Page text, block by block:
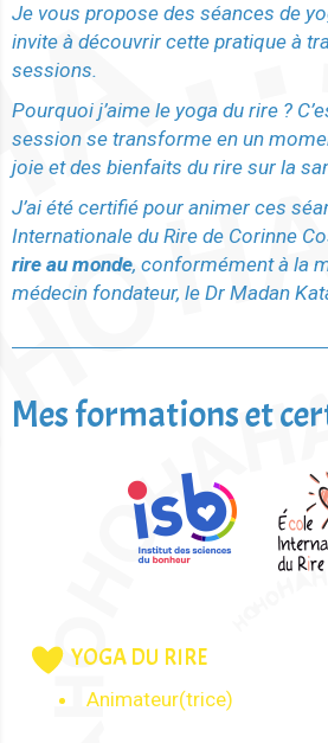
Je vous propose des séances de
invite à découvrir cette pratique à
sessions.
Pourquoi j’aime le yoga du rire ?
session se transforme en un
joie et des bienfaits du rire sur la
J’ai été certifié pour animer ces
Internationale du Rire de Corinne
rire au monde, conformément à la
médecin fondateur, le Dr Madan
Mes formations et
YOGA DU RIRE
Animateur(trice)